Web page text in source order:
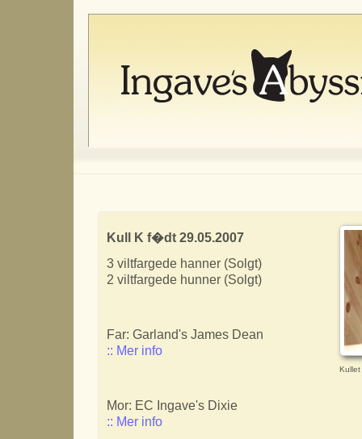
Kullet
Kull K f�dt 29.05.2007
3 viltfargede hanner (Solgt)
2 viltfargede hunner (Solgt)
Far: Garland's James Dean
:: Mer info
Mor: EC Ingave's Dixie
:: Mer info